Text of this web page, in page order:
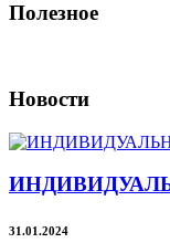
Полезное
Новости
31.01.2024